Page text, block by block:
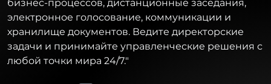
бизнес-процессов, дистанционные заседания,
электронное голосование, коммуникации и
хранилище документов. Ведите директорские
задачи и принимайте управленческие решения с
любой точки мира 24/7."